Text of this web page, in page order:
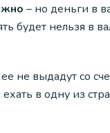
– но деньги в
будет нельзя в
не выдадут со
в одну из